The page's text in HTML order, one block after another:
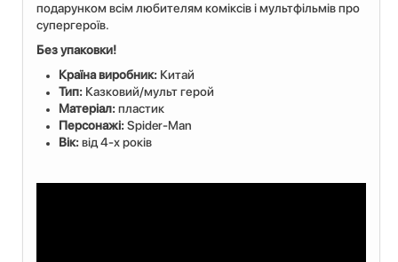
подарунком всім любителям коміксів і мультфільмів про
супергероїв.
Без упаковки!
Країна виробник: Китай
Тип: Казковий/мульт герой
Матеріал:пластик
Персонажі:Spider-Man
Вік:від 4-х років